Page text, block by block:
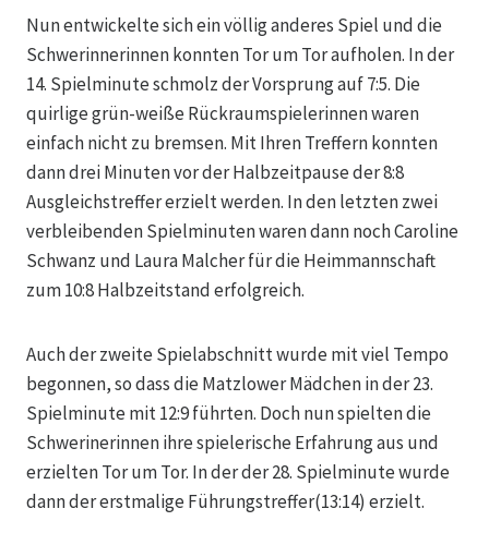
Nun entwickelte sich ein völlig anderes Spiel und die
Schwerinnerinnen konnten Tor um Tor aufholen. In der
14. Spielminute schmolz der Vorsprung auf 7:5. Die
quirlige grün-weiße Rückraumspielerinnen waren
einfach nicht zu bremsen. Mit Ihren Treffern konnten
dann drei Minuten vor der Halbzeitpause der 8:8
Ausgleichstreffer erzielt werden. In den letzten zwei
verbleibenden Spielminuten waren dann noch Caroline
Schwanz und Laura Malcher für die Heimmannschaft
zum 10:8 Halbzeitstand erfolgreich.
Auch der zweite Spielabschnitt wurde mit viel Tempo
begonnen, so dass die Matzlower Mädchen in der 23.
Spielminute mit 12:9 führten. Doch nun spielten die
Schwerinerinnen ihre spielerische Erfahrung aus und
erzielten Tor um Tor. In der der 28. Spielminute wurde
dann der erstmalige Führungstreffer(13:14) erzielt.